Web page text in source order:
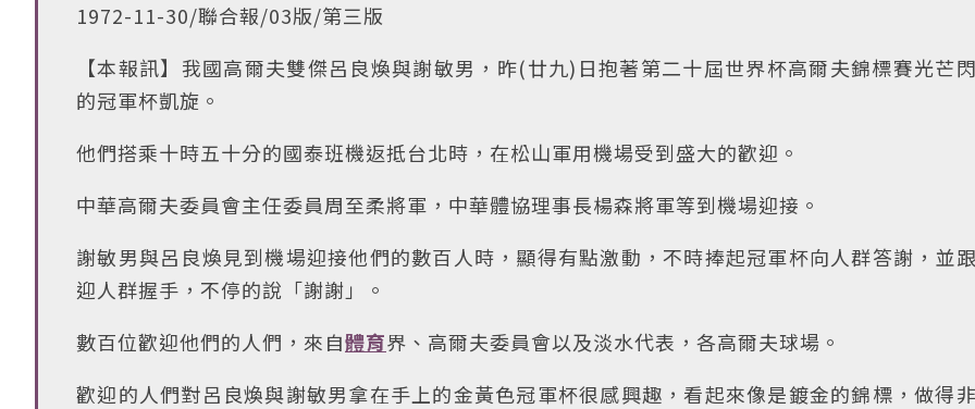
1972-11-30/聯合報/03版/第三版
【本報訊】我國高爾夫雙傑呂良煥與謝敏男，昨(廿九)日抱著第二十屆世界杯高爾夫錦標賽光芒
的冠軍杯凱旋。
他們搭乘十時五十分的國泰班機返抵台北時，在松山軍用機場受到盛大的歡迎。
中華高爾夫委員會主任委員周至柔將軍，中華體協理事長楊森將軍等到機場迎接。
謝敏男與呂良煥見到機場迎接他們的數百人時，顯得有點激動，不時捧起冠軍杯向人群答謝，並
迎人群握手，不停的說「謝謝」。
數百位歡迎他們的人們，來自體育界、高爾夫委員會以及淡水代表，各高爾夫球場。
歡迎的人們對呂良煥與謝敏男拿在手上的金黃色冠軍杯很感興趣，看起來像是鍍金的錦標，做得